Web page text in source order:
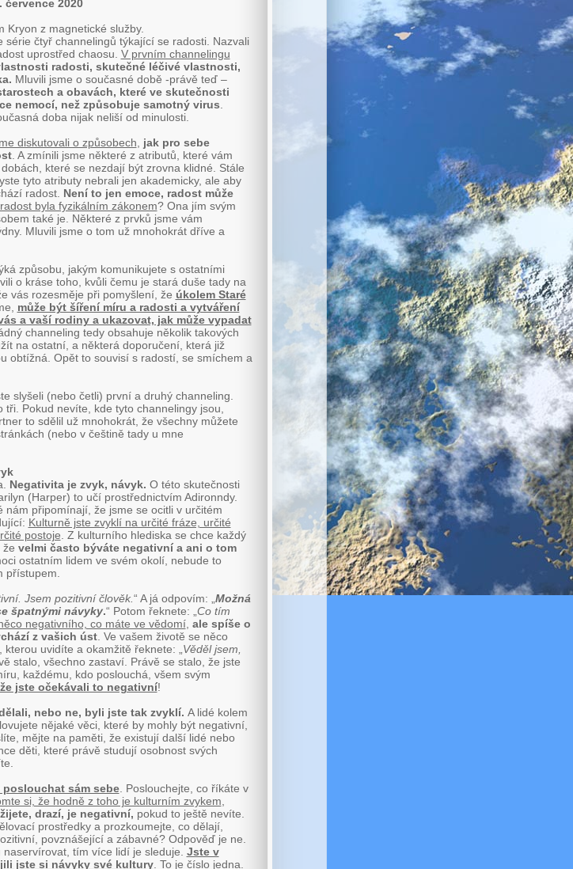
července 2020
z magnetické služby.
série čtyř channelingů týkající se radosti. Nazvali
uprostřed chaosu. V prvním channelingu
radosti, skutečné léčivé vlastnosti,
. Mluvili jsme o současné době -právě teď –
a obavách, které ve skutečnosti
nemocí, než způsobuje samotný virus
doba nijak neliší od minulosti.
diskutovali o způsobech
jak pro sebe
. A zmínili jsme některé z atributů, které vám
které se nezdají být zrovna klidné. Stále
tyto atributy nebrali jen akademicky, ale aby
radost. Není to jen emoce, radost může
byla fyzikálním zákonem? Ona jím svým
také je. Některé z prvků jsme vám
Mluvili jsme o tom už mnohokrát dříve a
způsobu, jakým komunikujete s ostatními
o kráse toho, kvůli čemu je stará duše tady na
vás rozesměje při pomyšlení, že úkolem Staré
může být šíření míru a radosti a vytváření
a vaší rodiny a ukazovat, jak může vypadat
channeling tedy obsahuje několik takových
na ostatní, a některá doporučení, která již
obtížná. Opět to souvisí s radostí, se smíchem a
slyšeli (nebo četli) první a druhý channeling.
tři. Pokud nevíte, kde tyto channelingy jsou,
to sdělil už mnohokrát, že všechny můžete
(nebo v češtině tady u mne
Negativita je zvyk, návyk. O této skutečnosti
(Harper) to učí prostřednictvím Adironndy.
nám připomínají, že jsme se ocitli v určitém
Kulturně jste zvyklí na určité fráze, určité
postoje . Z kulturního hlediska se chce každý
že velmi často býváte negativní a ani o tom
ostatním lidem ve svém okolí, nebude to
přístupem.
Jsem pozitivní člověk. “ A já odpovím: „ Možná
špatnými návyky.“ Potom řeknete: „ Co tím
negativního, co máte ve vědomí, ale spíše o
z vašich úst. Ve vašem životě se něco
uvidíte a okamžitě řeknete: „ Věděl jsem,
stalo, všechno zastaví. Právě se stalo, že jste
každému, kdo poslouchá, všem svým
že jste očekávali to negativní!
nebo ne, byli jste tak zvyklí. A lidé kolem
nějaké věci, které by mohly být negativní,
mějte na paměti, že existují další lidé nebo
děti, které právě studují osobnost svých
sám sebe. Poslouchejte, co říkáte v
si, že hodně z toho je kulturním zvykem
drazí, je negativní, pokud to ještě nevíte.
prostředky a prozkoumejte, co dělají,
povznášející a zábavné? Odpověď je ne.
tím více lidí je sleduje. Jste v
jste si návyky své kultury. To je číslo jedna.